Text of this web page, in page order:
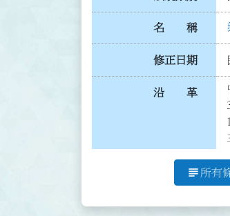
名 稱
修正日期
沿 革
subject 所有